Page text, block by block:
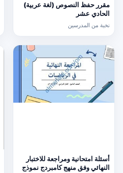
مقرر حفظ النصوص (لغة عربية)
الحادي عشر
نخبة من المدرسين
أسئلة امتحانية ومراجعة للاختبار
النهائي وفق منهج كامبردج نموذج